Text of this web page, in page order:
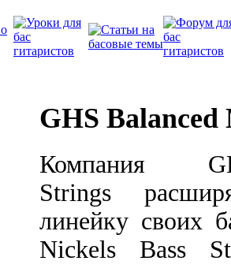
GHS Balanced
Компания
Strings
линейку своих
Nickels Bass